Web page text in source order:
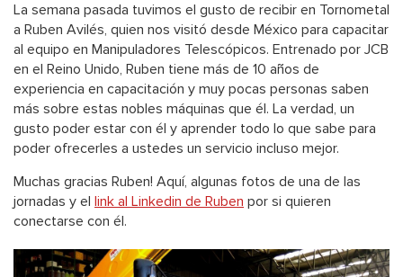
La semana pasada tuvimos el gusto de recibir en Tornometal
a Ruben Avilés, quien nos visitó desde México para capacitar
al equipo en Manipuladores Telescópicos. Entrenado por JCB
en el Reino Unido, Ruben tiene más de 10 años de
experiencia en capacitación y muy pocas personas saben
más sobre estas nobles máquinas que él. La verdad, un
gusto poder estar con él y aprender todo lo que sabe para
poder ofrecerles a ustedes un servicio incluso mejor.
Muchas gracias Ruben! Aquí, algunas fotos de una de las
jornadas y el link al Linkedin de Ruben por si quieren
conectarse con él.